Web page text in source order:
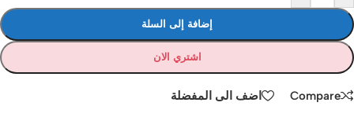
إضافة إلى السلة
اشتري الان
Compare اضف الى المفضلة